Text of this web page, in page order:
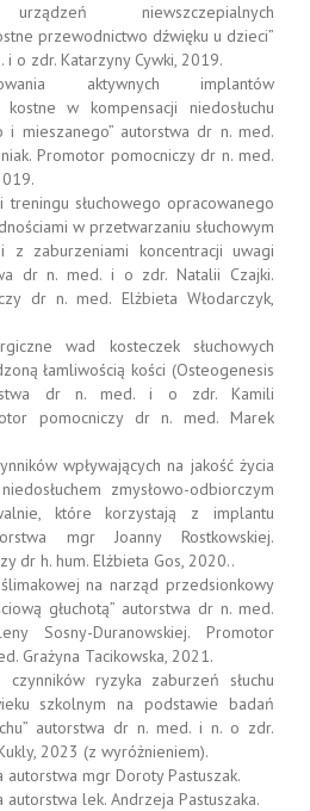
niewszczepialnych
przewodnictwo dźwięku u dzieci”
i o zdr. Katarzyny Cywki, 2019.
aktywnych implantów
w kompensacji niedosłuchu
i mieszanego” autorstwa dr n. med.
Promotor pomocniczy dr n. med.
treningu słuchowego opracowanego
w przetwarzaniu słuchowym
z zaburzeniami koncentracji uwagi
dr n. med. i o zdr. Natalii Czajki.
dr n. med. Elżbieta Włodarczyk,
wad kosteczek słuchowych
łamliwością kości (Osteogenesis
dr n. med. i o zdr. Kamili
pomocniczy dr n. med. Marek
wpływających na jakość życia
zmysłowo-odbiorczym
które korzystają z implantu
mgr Joanny Rostkowskiej.
dr h. hum. Elżbieta Gos, 2020..
ślimakowej na narząd przedsionkowy
głuchotą” autorstwa dr n. med.
Sosny-Duranowskiej. Promotor
Grażyna Tacikowska, 2021.
ryzyka zaburzeń słuchu
szkolnym na podstawie badań
autorstwa dr n. med. i n. o zdr.
2023 (z wyróżnieniem).
autorstwa mgr Doroty Pastuszak.
lek. Andrzeja Pastuszaka.